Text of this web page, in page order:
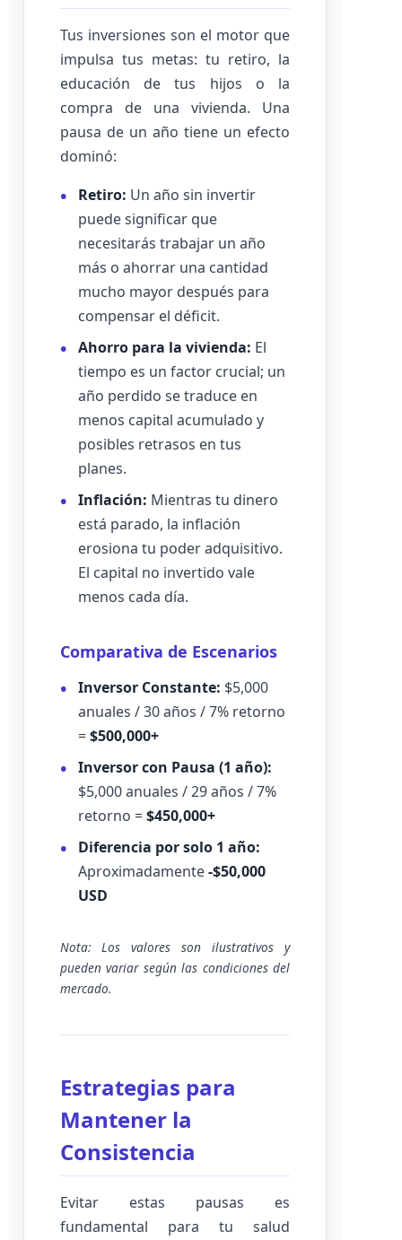
Tus inversiones son el motor que
impulsa tus metas: tu retiro, la
educación de tus hijos o la
compra de una vivienda. Una
pausa de un año tiene un efecto
dominó:
Retiro: Un año sin invertir
puede significar que
necesitarás trabajar un año
más o ahorrar una cantidad
mucho mayor después para
compensar el déficit.
Ahorro para la vivienda: El
tiempo es un factor crucial; un
año perdido se traduce en
menos capital acumulado y
posibles retrasos en tus
planes.
Inflación: Mientras tu dinero
está parado, la inflación
erosiona tu poder adquisitivo.
El capital no invertido vale
menos cada día.
Comparativa de Escenarios
Inversor Constante: $5,000
anuales / 30 años / 7% retorno
=$500,000+
Inversor con Pausa (1 año):
$5,000 anuales / 29 años / 7%
retorno =$450,000+
Diferencia por solo 1 año:
Aproximadamente-$50,000
USD
Nota: Los valores son ilustrativos y
pueden variar según las condiciones del
mercado.
Estrategias para
Mantener la
Consistencia
Evitar estas pausas es
fundamental para tu salud